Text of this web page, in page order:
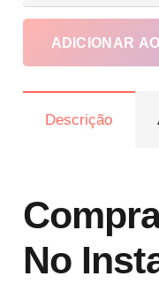
ADICIONAR
Descrição
No